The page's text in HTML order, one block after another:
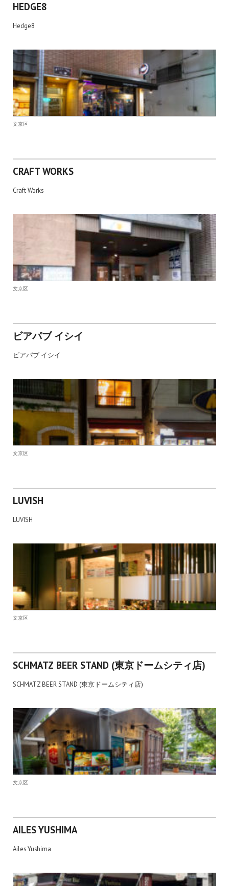
HEDGE8
Hedge8
文京区
CRAFT WORKS
Craft Works
文京区
ビアパブ イシイ
ビアパブ イシイ
文京区
LUVISH
LUVISH
文京区
SCHMATZ BEER STAND (東京ドームシティ店)
SCHMATZ BEER STAND (東京ドームシティ店)
文京区
AILES YUSHIMA
Ailes Yushima